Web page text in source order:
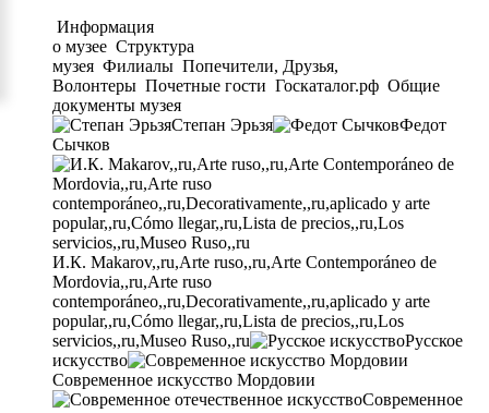
Информация
о музее Структура
музея Филиалы Попечители, Друзья,
Волонтеры Почетные гости Госкаталог.рф Общие
документы музея
Степан Эрьзя
Федот
Сычков
И.К. Makarov,,ru,Arte ruso,,ru,Arte Contemporáneo de
Mordovia,,ru,Arte ruso
contemporáneo,,ru,Decorativamente,,ru,aplicado y arte
popular,,ru,Cómo llegar,,ru,Lista de precios,,ru,Los
servicios,,ru,Museo Ruso,,ru
Русское
искусство
Современное искусство Мордовии
Современное